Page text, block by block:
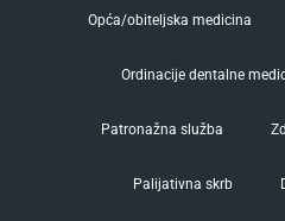
Opća/obiteljska medicina
Ordinacije dentalne
Patronažna služba
Palijativna skrb